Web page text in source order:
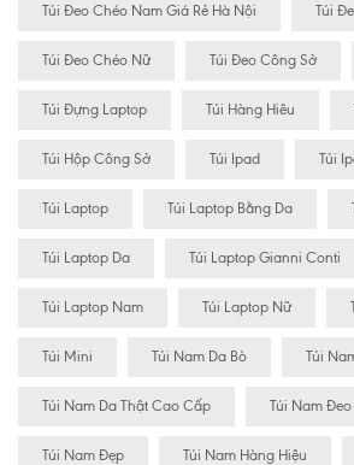
Túi Đeo Chéo Nam Giá Rẻ Hà Nội Túi
Túi Đeo Chéo Nữ Túi Đeo Công Sở
Túi Đựng Laptop Túi Hàng Hiêu
Túi Hộp Công Sở Túi Ipad Túi
Túi Laptop Túi Laptop Bằng Da
Túi Laptop Da Túi Laptop Gianni Conti
Túi Laptop Nam Túi Laptop Nữ
Túi Mini Túi Nam Da Bò Túi
Túi Nam Da Thật Cao Cấp Túi Nam
Túi Nam Đẹp Túi Nam Hàng Hiệu